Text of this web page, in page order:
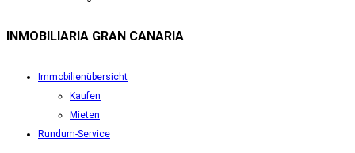
INMOBILIARIA GRAN CANARIA
Immobilienübersicht
Kaufen
Mieten
Rundum-Service